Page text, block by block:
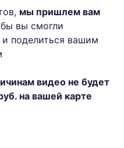
мы пришлем вам
вы смогли
и поделиться вашим
видео не будет
на вашей карте